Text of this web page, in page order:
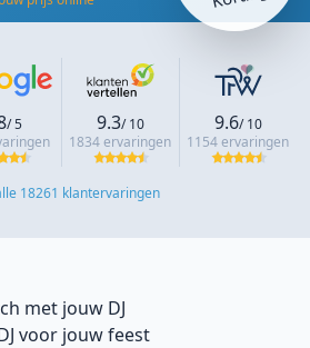
/ 5
9.3/ 10
1834 ervaringen
9.6/ 10
1154 ervaringen
18261 klantervaringen
met jouw DJ
voor jouw feest